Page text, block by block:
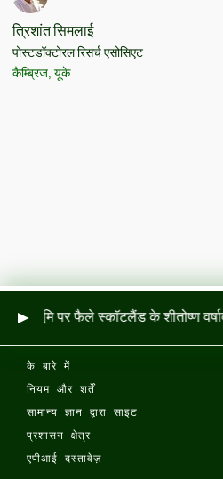
त्रिशांत सिमलाई
पोस्टडॉक्टोरल रिसर्च एसोसिएट
कैम्ब्रिज, यूके
और भूमि पर फैले स्कॉटलैंड के शीतोष्ण
के बारे में
नियम और शर्तें
सामान्य ज्ञान द्वारा साइट
प्रशासन क्षेत्र
एपीआई दस्तावेज़